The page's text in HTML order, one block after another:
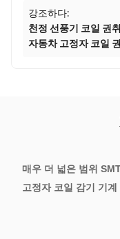
강조하다:
천정 선풍기 코일 권취
자동차 고정자 코일 권
매우 더 넓은 범위
고정자 코일 감기 기계